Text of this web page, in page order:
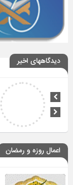
دیدگاههای اخیر
اعمال روزه و رمضان